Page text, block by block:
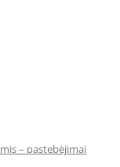
– pastebėjimai